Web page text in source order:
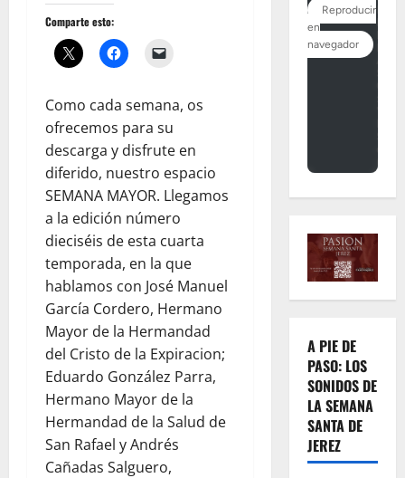
Comparte esto:
Como cada semana, os
ofrecemos para su
descarga y disfrute en
diferido, nuestro espacio
SEMANA MAYOR. Llegamos
a la edición número
dieciséis de esta cuarta
temporada, en la que
hablamos con José Manuel
García Cordero, Hermano
Mayor de la Hermandad
del Cristo de la Expiracion;
Eduardo González Parra,
Hermano Mayor de la
Hermandad de la Salud de
San Rafael y Andrés
Cañadas Salguero,
A PIE DE
PASO: LOS
SONIDOS DE
LA SEMANA
SANTA DE
JEREZ